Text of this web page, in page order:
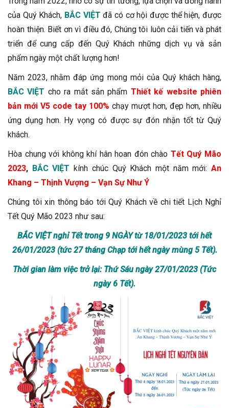
của Quý Khách, BẮC VIỆTđã có cơ hội được thể hiện, được
hoàn thiện. Biết ơn vì điều đó, Chúng tôi luôn cải tiến và phát
triển để cung cấp đến Quý Khách những dịch vụ và sản
phẩm ngày một chất lượng hơn!
Năm 2023, nhằm đáp ứng mong mỏi của Quý khách hàng,
BẮC VIỆT cho ra mắt sản phẩm Thiết kế website phiên
bản mới V5 code tay 100% chạy mượt hơn, đẹp hơn, nhiều
ứng dụng hơn. Hy vọng có được sự đón nhận tốt từ Quý
khách.
Hòa chung với không khí hân hoan đón chào Tết Quý Mão
2023, BẮC VIỆTkính chúc Quý Khách một năm mới:An
Khang – Thịnh Vượng – Vạn Sự Như Ý
Chúng tôi xin thông báo tới Quý Khách về chi tiết Lịch Nghỉ
Tết Quý Mão 2023 như sau:
BẮC VIỆT nghỉ Tết trong 9 NGÀY từ 18/01/2023 tới hết
26/01/2023 (tức 27 tháng Chạp tới hết ngày mùng 5 Tết).
Thời gian làm việc trở lại: Thứ Sáu ngày 27/01/2023 (Tức
ngày 6 Tết).